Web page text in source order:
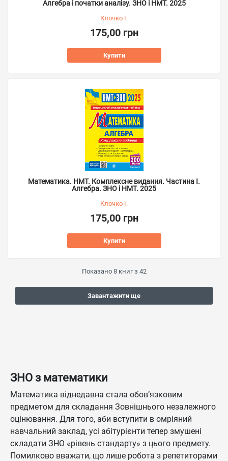
Алгебра і початки аналізу. ЗНО і НМТ. 2025
Клочко І.
175,00 грн
Купити
Математика. НМТ. Комплексне видання. Частина І.
Алгебра. ЗНО і НМТ. 2025
Клочко І.
175,00 грн
Купити
Показано 8книг з 42
Завантажити ще
ЗНО з математики
Математика віднедавна стала обов’язковим
предметом для складання Зовнішнього незалежного
оцінювання. Для того, аби вступити в омріяний
навчальний заклад, усі абітурієнти тепер змушені
складати ЗНО «рівень стандарту» з цього предмету.
Помилково вважати, що лише робота з репетиторами